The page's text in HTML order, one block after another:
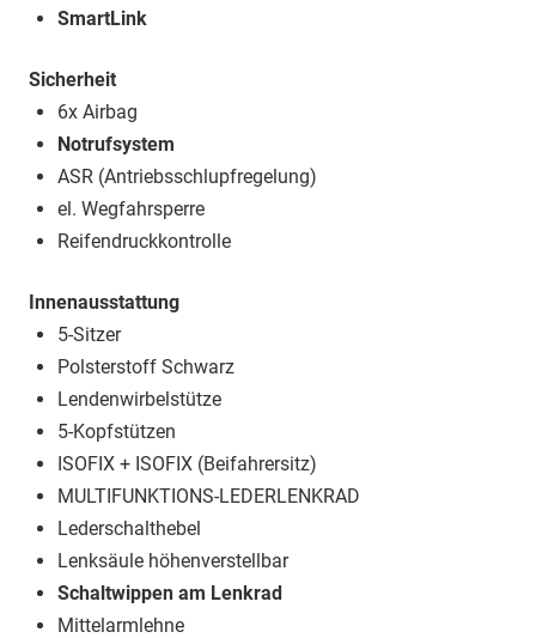
SmartLink
Sicherheit
6x Airbag
Notrufsystem
ASR (Antriebsschlupfregelung)
el. Wegfahrsperre
Reifendruckkontrolle
Innenausstattung
5-Sitzer
Polsterstoff Schwarz
Lendenwirbelstütze
5-Kopfstützen
ISOFIX + ISOFIX (Beifahrersitz)
MULTIFUNKTIONS-LEDERLENKRAD
Lederschalthebel
Lenksäule höhenverstellbar
Schaltwippen am Lenkrad
Mittelarmlehne